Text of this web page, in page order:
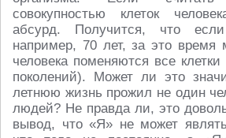
совокупностью клеток
абсурд. Получится, что
например, 70 лет, за это
человека поменяются все
поколений). Может ли это
летнюю жизнь прожил не один
людей? Не правда ли, это
вывод, что «Я» не может